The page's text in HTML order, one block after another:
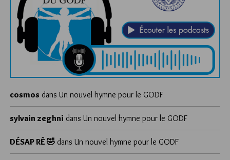
cosmos dans Un nouvel hymne pour le GODF
sylvain zeghni dans Un nouvel hymne pour le GODF
DÉSAP RÊ 🤣 dans Un nouvel hymne pour le GODF